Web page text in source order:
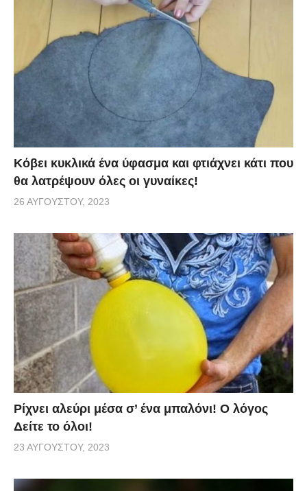
Κόβει κυκλικά ένα ύφασμα και φτιάχνει κάτι που
θα λατρέψουν όλες οι γυναίκες!
26 ΑΥΓΟΎΣΤΟΥ, 2023
Ρίχνει αλεύρι μέσα σ’ ένα μπαλόνι! O λόγος
Δείτε το όλοι!
23 ΑΥΓΟΎΣΤΟΥ, 2023